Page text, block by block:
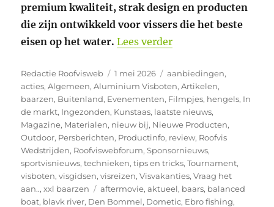
premium kwaliteit, strak design en producten
die zijn ontwikkeld voor vissers die het beste
eisen op het water. Lees verder“Kuore nieuwe
Auteur
Redactie Roofvisweb
Geplaatst
op
1 mei 2026 Categorieën
aanbiedingen,
acties,Algemeen,Aluminium Visboten,Artikelen,
baarzen, Buitenland, Evenementen, Filmpjes, hengels, In
de markt, Ingezonden, Kunstaas, laatste nieuws,
Magazine, Materialen, nieuw bij, Nieuwe Producten,
Outdoor, Persberichten, Productinfo, review, Roofvis
Wedstrijden, Roofviswebforum,Sponsornieuws,
sportvisnieuws,technieken,tips en tricks,Tournament,
visboten,visgidsen,visreizen,Visvakanties,Vraag het
aan..,xxl baarzen Tags
aftermovie,aktueel, baars, balanced
boat, blavk river, Den Bommel, Dometic, Ebro fishing,